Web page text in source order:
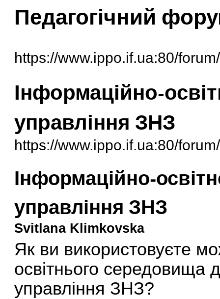
Педагогічний
https://www.ippo.if.ua:80/forum/
Інформаційно-
управління ЗНЗ
https://www.ippo.if.ua:80/
Інформаційно-
управління ЗНЗ
Svitlana Klimkovska
Як ви використовуєте
освітнього середовища
управління ЗНЗ?